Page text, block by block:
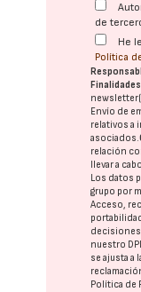
de
He
Política
Envío de
relativos a
asociados.
relación
llevar a
Los datos
grupo por
Acceso,
decisiones
nuestro
se ajusta a
Política de